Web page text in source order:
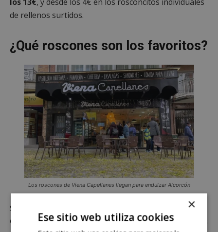
de rellenos surtidos.
¿Qué roscones son los favoritos?
Los roscones de Viena Capellanes llegan para endulzar Alcorcón
Según los datos proporcionados por
Capellanes, los madrileños prefieren los sabores más
×
Ese sitio web utiliza cookies